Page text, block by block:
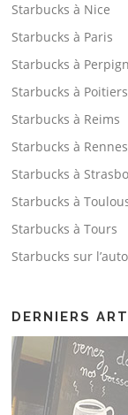
Starbucks à Nice
Starbucks à Paris
Starbucks à
Starbucks à Poitiers
Starbucks à Reims
Starbucks à Rennes
Starbucks à
Starbucks à
Starbucks à Tours
Starbucks sur
DERNIERS